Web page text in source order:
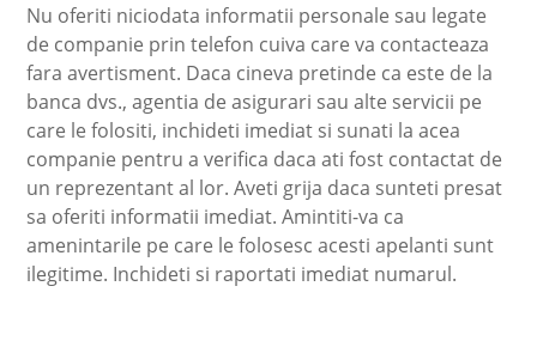
Nu oferiti niciodata informatii personale sau legate
de companie prin telefon cuiva care va contacteaza
fara avertisment. Daca cineva pretinde ca este de la
banca dvs., agentia de asigurari sau alte servicii pe
care le folositi, inchideti imediat si sunati la acea
companie pentru a verifica daca ati fost contactat de
un reprezentant al lor. Aveti grija daca sunteti presat
sa oferiti informatii imediat. Amintiti-va ca
amenintarile pe care le folosesc acesti apelanti sunt
ilegitime. Inchideti si raportati imediat numarul.